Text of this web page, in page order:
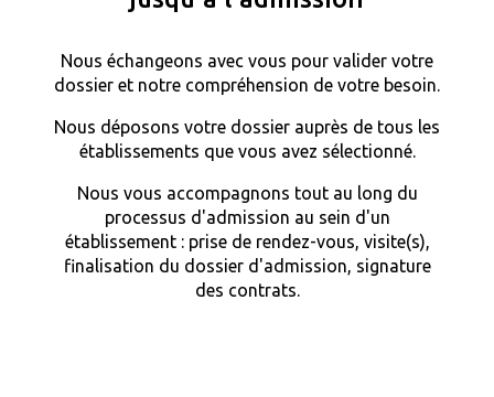
Nous échangeons avec vous pour valider votre
dossier et notre compréhension de votre besoin.
Nous déposons votre dossier auprès de tous les
établissements que vous avez sélectionné.
Nous vous accompagnons tout au long du
processus d'admission au sein d'un
établissement : prise de rendez-vous, visite(s),
finalisation du dossier d'admission, signature
des contrats.